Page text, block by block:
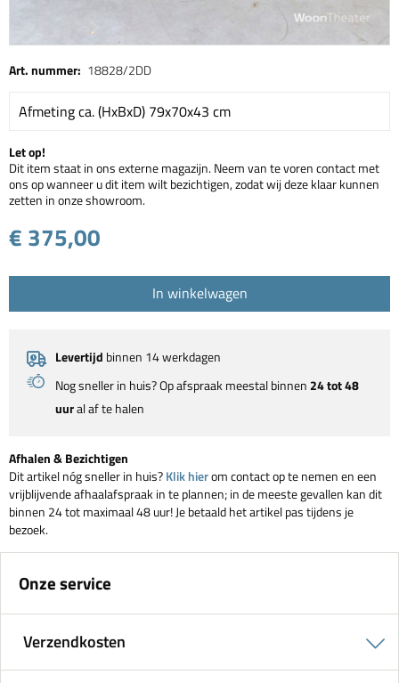
Art. nummer: 18828/2DD
Afmeting ca. (HxBxD) 79x70x43 cm
Let op!
Dit item staat in ons externe magazijn. Neem van te voren contact met
ons op wanneer u dit item wilt bezichtigen, zodat wij deze klaar kunnen
zetten in onze showroom.
€ 375,00
In winkelwagen
Levertijd binnen 14 werkdagen
Nog sneller in huis? Op afspraak meestal binnen 24 tot 48
uural af te halen
Afhalen & Bezichtigen
Dit artikel nóg sneller in huis?Klik hierom contact op te nemen en een
vrijblijvende afhaalafspraak in te plannen; in de meeste gevallen kan dit
binnen 24 tot maximaal 48 uur! Je betaald het artikel pas tijdens je
bezoek.
Onze service
Verzendkosten